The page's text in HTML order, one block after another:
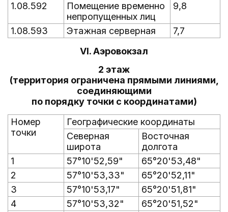
1.08.592
Помещение временно
непропущенных лиц
9,8
1.08.593 Этажная серверная
7,7
VI. Аэровокзал
2 этаж
(территория ограничена прямыми линиями,
соединяющими
по порядку точки с координатами)
Номер
точки
Географические координаты
Северная
широта
Восточная
долгота
1
57°10'52,59"
65°20'53,48"
2
57°10'53,33"
65°20'52,11"
3
57°10'53,17"
65°20'51,81"
4
57°10'53,32"
65°20'51,52"